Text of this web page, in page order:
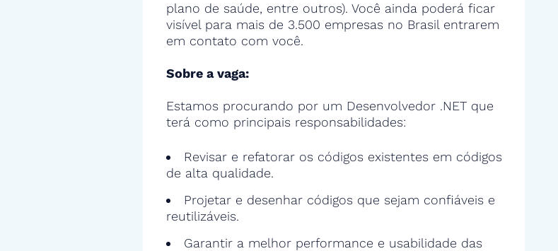
plano de saúde, entre outros). Você ainda poderá ficar
visível para mais de 3.500 empresas no Brasil entrarem
em contato com você.
Sobre a vaga:
Estamos procurando por um Desenvolvedor .NET que
terá como principais responsabilidades:
Revisar e refatorar os códigos existentes em códigos
de alta qualidade.
Projetar e desenhar códigos que sejam confiáveis e
reutilizáveis.
Garantir a melhor performance e usabilidade das